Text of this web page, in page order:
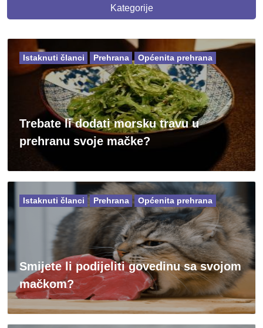
Kategorije
Trebate li dodati morsku travu u
prehranu svoje mačke?
Istaknuti članci Prehrana Općenita prehrana
Smijete li podijeliti govedinu sa svojom
mačkom?
Istaknuti članci Prehrana Općenita prehrana